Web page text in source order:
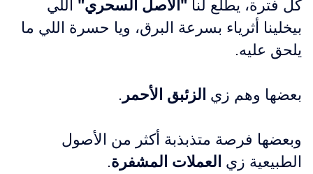
كل فترة، يطلع لنا "الأصل السحري" اللي
بيخلينا أثرياء بسرعة البرق، ويا حسرة اللي ما
يلحق عليه.
بعضها وهم زي الزئبق الأحمر .
وبعضها فرصة متذبذبة أكثر من الأصول
الطبيعية زي العملات المشفرة.